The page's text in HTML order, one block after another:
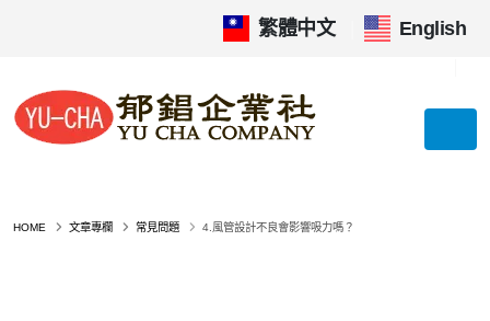
繁體中文 English
HOME 文章專欄 常見問題 4.風管設計不良會影響吸力嗎？